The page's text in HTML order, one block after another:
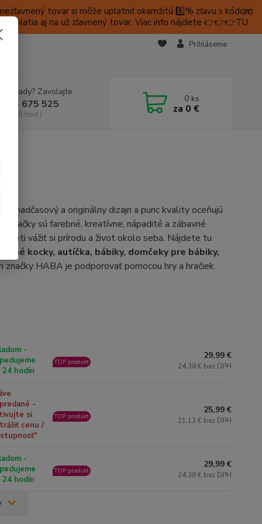
tovar si môže uplatniť okamžitú 5️⃣% zľavu s kódom:
platia aj na už zľavnený tovar. Viac info nájdete 👉👉👉TU
Prihlásenie
si rady? Zavolajte.
675 525
9-18 hod.)
0 ks
za 0 €
nadčasový a originálny dizajn a punc kvality oceňujú
hračky sú farebné, kreatívne, nápadité a zábavné
deti vážiť si prírodu a život okolo seba. Nájdete tu
kocky, autíčka, bábiky, domčeky pre bábiky,
značky HABA je podporovať pomocou hry a hračiek
-
24 hodín
TOP produkt
29,99 €
24,38 € bez DPH
-
si
cenu /
TOP produkt
25,99 €
21,13 € bez DPH
-
24 hodín
TOP produkt
29,99 €
24,38 € bez DPH